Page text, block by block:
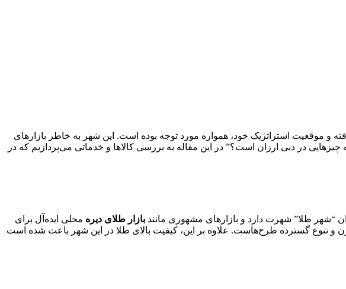
و موقعیت استراتژیک خود، همواره مورد توجه بوده است. این شهر به خاطر بازارهای
در دبی ارزان است؟” در این مقاله به بررسی کالاها و خدماتی می‌پردازیم که در
“شهر طلا” شهرت دارد و بازارهای مشهوری مانند بازار طلای دیره محلی ایده‌آل برای
و تنوع گسترده طرح‌هاست. علاوه بر این، کیفیت بالای طلا در این شهر باعث شده است